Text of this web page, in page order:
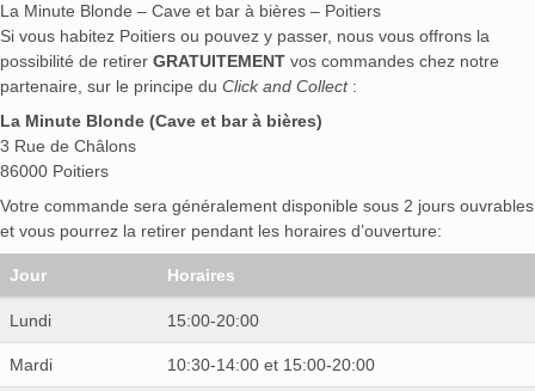
La Minute Blonde – Cave et bar à bières – Poitiers
Si vous habitez Poitiers ou pouvez y passer, nous vous offrons la
possibilité de retirer GRATUITEMENT vos commandes chez notre
partenaire, sur le principe du Click and Collect:
La Minute Blonde (Cave et bar à bières)
3 Rue de Châlons
86000 Poitiers
Votre commande sera généralement disponible sous 2 jours ouvrables
et vous pourrez la retirer pendant les horaires d’ouverture:
Jour Horaires
Lundi 15:00-20:00
Mardi 10:30-14:00 et 15:00-20:00